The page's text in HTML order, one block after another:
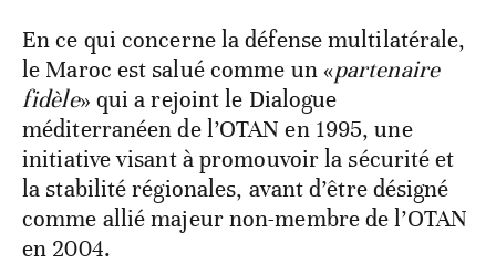
En ce qui concerne la défense multilatérale,
le Maroc est salué comme un «partenaire
fidèle» qui a rejoint le Dialogue
méditerranéen de l’OTAN en 1995, une
initiative visant à promouvoir la sécurité et
la stabilité régionales, avant d’être désigné
comme allié majeur non-membre de l’OTAN
en 2004.